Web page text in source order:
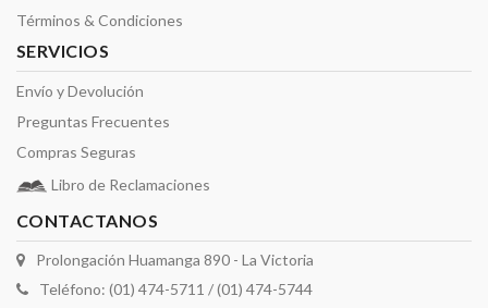
Términos & Condiciones
SERVICIOS
Envío y Devolución
Preguntas Frecuentes
Compras Seguras
Libro de Reclamaciones
CONTACTANOS
Prolongación Huamanga 890 - La Victoria
Teléfono: (01) 474-5711 / (01) 474-5744